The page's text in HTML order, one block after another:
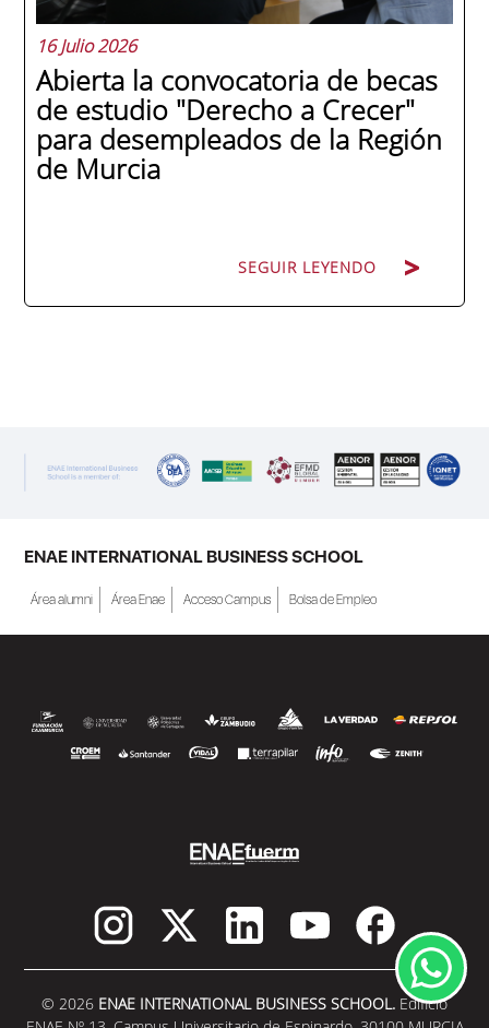
16 Julio 2026
Abierta la convocatoria de becas
de estudio "Derecho a Crecer"
para desempleados de la Región
de Murcia
SEGUIR LEYENDO
a Crecer". El programa está dirigido a
personas inscritas como demandantes de
becas de estudio parciales (50%), además
de al menos una beca...
ENAE INTERNATIONAL BUSINESS SCHOOL
Área alumni Área Enae Acceso Campus Bolsa de Empleo
© 2026 ENAE INTERNATIONAL BUSINESS SCHOOL. Edificio